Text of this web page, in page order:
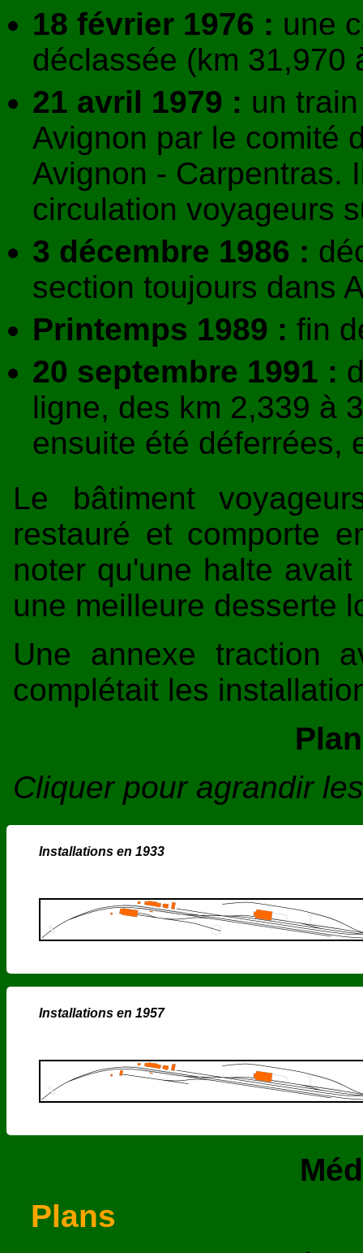
18 février 1976 : une
déclassée (km 31,970
21 avril 1979 : un
Avignon par le comité
Avignon - Carpentras.
circulation voyageurs
3 décembre 1986 :
section toujours dans
Printemps 1989 : fin
20 septembre 1991 :
ligne, des km 2,339 à
ensuite été déferrées,
Le bâtiment
restauré et comporte
noter qu'une halte
une meilleure desserte
Une annexe traction
complétait les
Cliquer pour agrandir
Installations en 1933
Installations en 1957
Plans